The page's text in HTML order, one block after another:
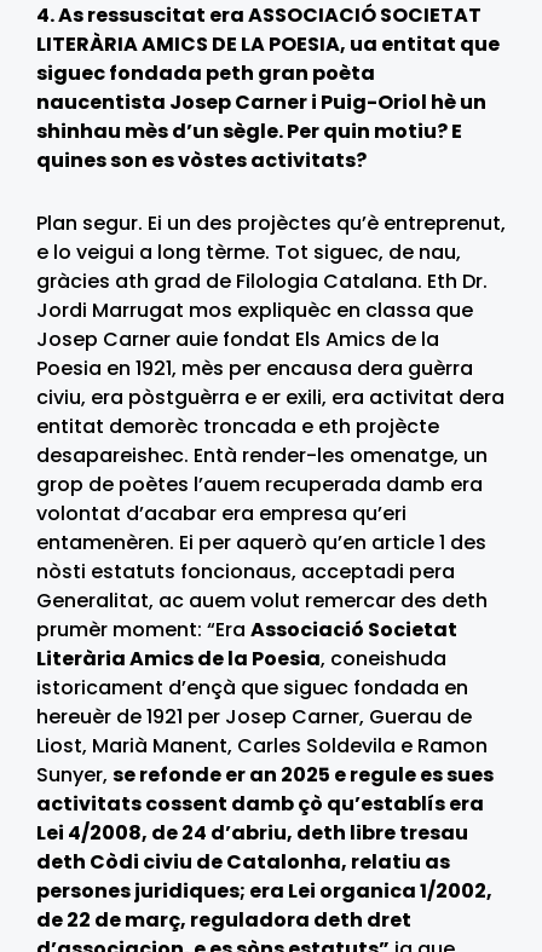
4. As ressuscitat era ASSOCIACIÓ SOCIETAT
LITERÀRIA AMICS DE LA POESIA, ua entitat que
siguec fondada peth gran poèta
naucentista Josep Carner i Puig-Oriol hè un
shinhau mès d’un sègle. Per quin motiu? E
quines son es vòstes activitats?
Plan segur. Ei un des projèctes qu’è entreprenut,
e lo veigui a long tèrme. Tot siguec, de nau,
gràcies ath grad de Filologia Catalana. Eth Dr.
Jordi Marrugat mos expliquèc en classa que
Josep Carner auie fondat Els Amics de la
Poesia en 1921, mès per encausa dera guèrra
civiu, era pòstguèrra e er exili, era activitat dera
entitat demorèc troncada e eth projècte
desapareishec. Entà render-les omenatge, un
grop de poètes l’auem recuperada damb era
volontat d’acabar era empresa qu’eri
entamenèren. Ei per aquerò qu’en article 1 des
nòsti estatuts foncionaus, acceptadi pera
Generalitat, ac auem volut remercar des deth
prumèr moment: “Era Associació Societat
Literària Amics de la Poesia, coneishuda
istoricament d’ençà que siguec fondada en
hereuèr de 1921 per Josep Carner, Guerau de
Liost, Marià Manent, Carles Soldevila e Ramon
Sunyer, se refonde er an 2025 e regule es sues
activitats cossent damb çò qu’establís era
Lei 4/2008, de 24 d’abriu, deth libre tresau
deth Còdi civiu de Catalonha, relatiu as
persones juridiques; era Lei organica 1/2002,
de 22 de març, reguladora deth dret